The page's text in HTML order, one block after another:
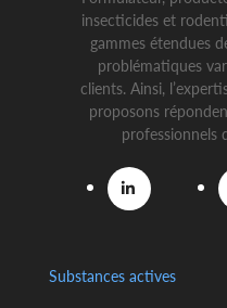
insecticides et
gammes étendues
problématiques
clients. Ainsi,
proposons
professionnels
Substances actives